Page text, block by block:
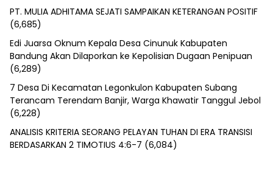
PT. MULIA ADHITAMA SEJATI SAMPAIKAN KETERANGAN POSITIF
(6,685)
Edi Juarsa Oknum Kepala Desa Cinunuk Kabupaten
Bandung Akan Dilaporkan ke Kepolisian Dugaan Penipuan
(6,289)
7 Desa Di Kecamatan Legonkulon Kabupaten Subang
Terancam Terendam Banjir, Warga Khawatir Tanggul Jebol
(6,228)
ANALISIS KRITERIA SEORANG PELAYAN TUHAN DI ERA TRANSISI
BERDASARKAN 2 TIMOTIUS 4:6-7 (6,084)